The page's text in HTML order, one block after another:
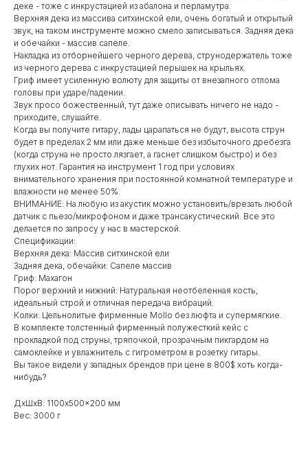
деке - тоже с инкрустацией из абалона и перламутра.
Верхняя дека из массива ситхинской ели, очень богатый и открытый
звук, на таком инструменте можно смело записываться. Задняя дека
и обечайки - массив сапеле.
Накладка из отборнейшего черного дерева, струнодержатель тоже
из черного дерева с инкрустацией перышек на крыльях.
Гриф имеет усиленную волюту для защиты от внезапного отлома
головы при ударе/падении.
Звук просо божественный, тут даже описывать ничего не надо -
приходите, слушайте.
Когда вы получите гитару, лады царапаться не будут, высота струн
будет в пределах 2 мм или даже меньше без избыточного дребезга
(когда струна не просто лязгает, а гаснет слишком быстро) и без
глухих нот. Гарантия на инструмент 1 год при условиях
внимательного хранения при постоянной комнатной температуре и
влажности не менее 50%.
ВНИМАНИЕ: На любую из акустик можно установить/врезать любой
датчик с пьезо/микрофоном и даже трансакустический. Все это
делается по запросу у нас в мастерской.
Спецификации:
Верхняя дека: Массив ситхинской ели
Задняя дека, обечайки: Сапеле массив
Гриф: Махагон
Порог верхний и нижний: Натуральная неотбеленная кость,
идеальный строй и отличная передача вибраций.
Колки: Цельнолитые фирменные Mollo без люфта и супермягкие.
В комплекте толстенный фирменный полужесткий кейс с
прокладкой под струны, тряпочкой, прозрачным пикгардом на
самоклейке и увлажнитель с гигрометром в розетку гитары.
Вы такое видели у западных брендов при цене в 800$ хоть когда-
нибудь?
ДxШxВ: 1100x500x200 мм
Вес: 3000 г